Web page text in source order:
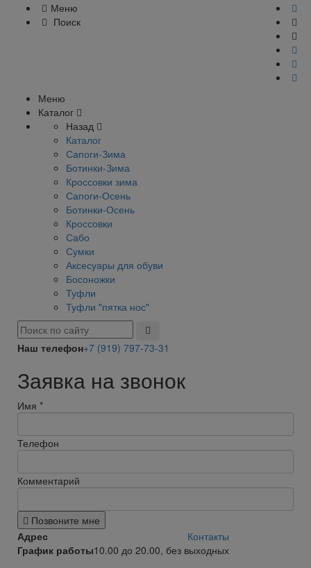
Меню
Поиск
Меню
Каталог
Назад
Каталог
Сапоги-Зима
Ботинки-Зима
Кроссовки зима
Сапоги-Осень
Ботинки-Осень
Кроссовки
Сабо
Сумки
Аксесуары для обуви
Босоножки
Туфли
Туфли "пятка нос"
Наш телефон+7 (919) 797-73-31
Заявка на звонок
Имя *
Телефон
Комментарий
Позвоните мне
Адрес
Контакты
График работы10.00 до 20.00, без выходных